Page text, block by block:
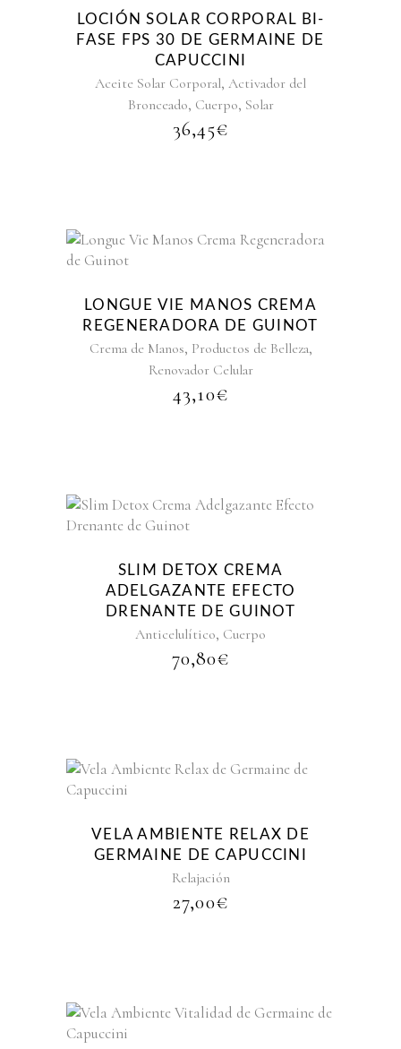
LOCIÓN SOLAR CORPORAL BI-
FASE FPS 30 DE GERMAINE DE
CAPUCCINI
Aceite Solar Corporal, Activador del
Bronceado, Cuerpo, Solar
36,45€
LONGUE VIE MANOS CREMA
REGENERADORA DE GUINOT
Crema de Manos, Productos de Belleza,
Renovador Celular
43,10€
SLIM DETOX CREMA
ADELGAZANTE EFECTO
DRENANTE DE GUINOT
Anticelulítico, Cuerpo
70,80€
VELA AMBIENTE RELAX DE
GERMAINE DE CAPUCCINI
Relajación
27,00€